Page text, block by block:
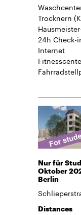
Trocknern
24h Check-
Internet
Nur für
Oktober
Berlin
Distances